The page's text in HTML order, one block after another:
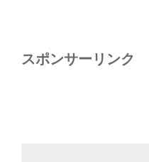
スポンサーリンク